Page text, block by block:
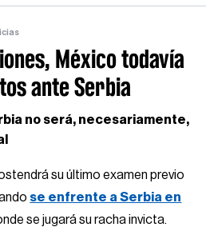
México todavía
ante Serbia
no será, necesariamente,
su último examen previo
se enfrente a Serbia en
se jugará su racha invicta.